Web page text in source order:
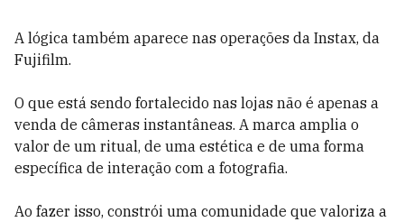
A lógica também aparece nas operações da Instax, da
Fujifilm.
O que está sendo fortalecido nas lojas não é apenas a
venda de câmeras instantâneas. A marca amplia o
valor de um ritual, de uma estética e de uma forma
específica de interação com a fotografia.
Ao fazer isso, constrói uma comunidade que valoriza a